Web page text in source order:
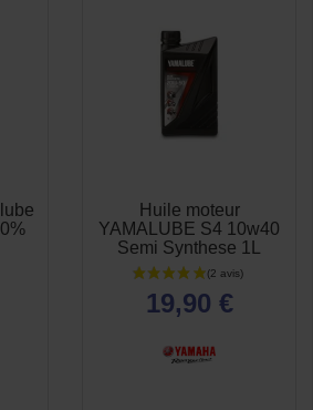
Huile moteur
YAMALUBE S4 10w40
Semi Synthese 1L
19,90 €
 APERÇU
RAPIDE